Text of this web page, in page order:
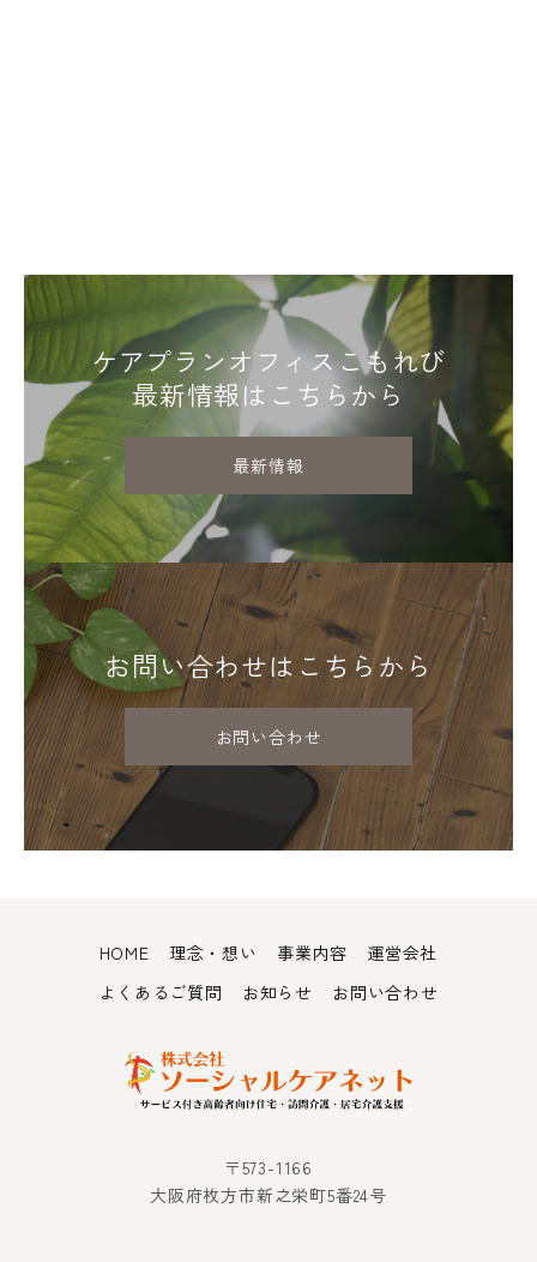
ケアプランオフィスこもれび
最新情報はこちらから
最新情報
お問い合わせはこちらから
お問い合わせ
HOME 理念・想い 事業内容
運営会社
よくあるご質問
お知らせ お問い合わせ
〒573-1166
大阪府枚方市新之栄町5番24号